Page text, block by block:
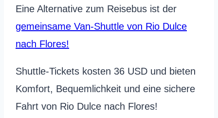
Eine Alternative zum Reisebus ist der
gemeinsame Van-Shuttle von Rio Dulce
nach Flores!
Shuttle-Tickets kosten 36 USD und bieten
Komfort, Bequemlichkeit und eine sichere
Fahrt von Rio Dulce nach Flores!